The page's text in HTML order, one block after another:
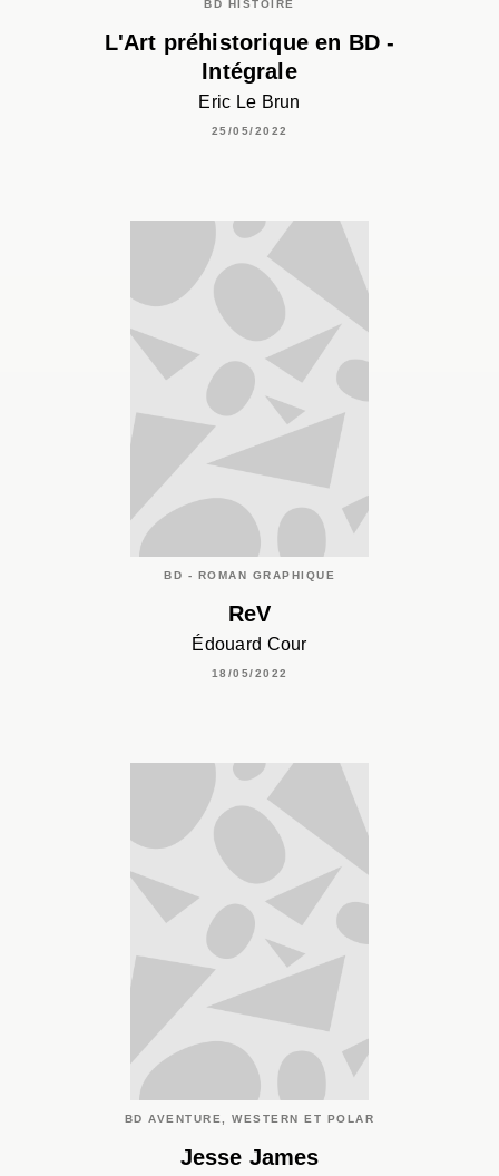
BD HISTOIRE
L'Art préhistorique en BD -
Intégrale
Eric Le Brun
25/05/2022
BD - ROMAN GRAPHIQUE
ReV
Édouard Cour
18/05/2022
BD AVENTURE, WESTERN ET POLAR
Jesse James